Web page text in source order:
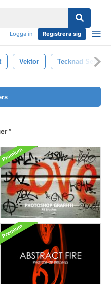
Logga in Registrera sig
Vektor Tecknad Serie